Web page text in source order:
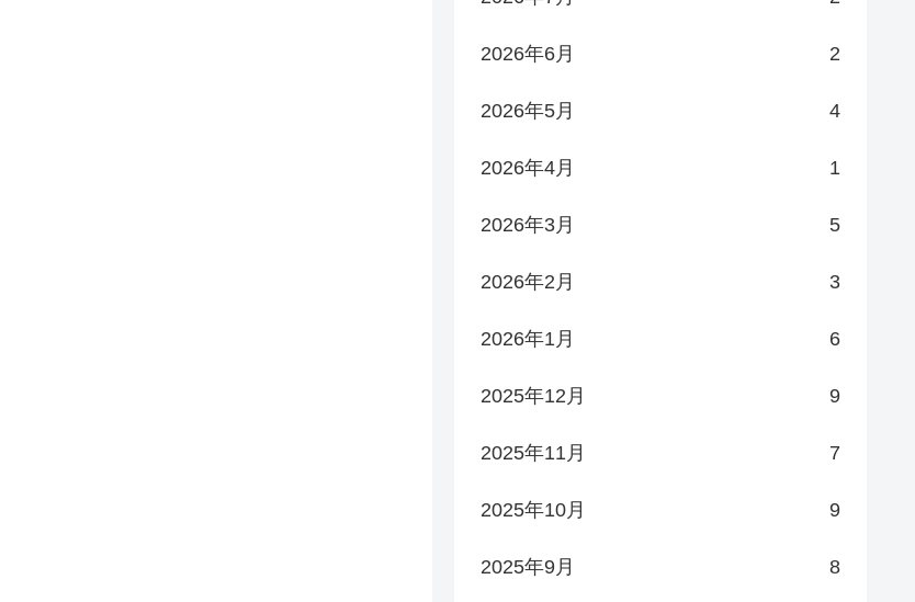
2026年6月 2
2026年5月 4
2026年4月 1
2026年3月 5
2026年2月 3
2026年1月 6
2025年12月 9
2025年11月 7
2025年10月 9
2025年9月 8